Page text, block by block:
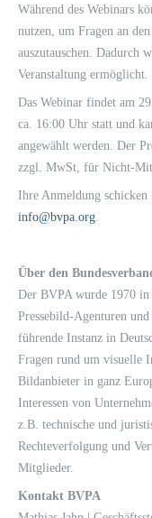
Während des Webinars
nutzen, um Fragen an
auszutauschen. Dadurch
Veranstaltung ermöglicht.
Das Webinar findet am
ca. 16:00 Uhr statt und
angewählt werden. Der
zzgl. MwSt, für Nicht-
Ihre Anmeldung
info@bvpa.org.
Über den
Der BVPA wurde 1970 in
Pressebild-Agenturen
führende Instanz in
Fragen rund um visuelle
Bildanbieter in ganz
Interessen von
z.B. technische und
Rechteverfolgung und
Mitglieder.
Kontakt BVPA